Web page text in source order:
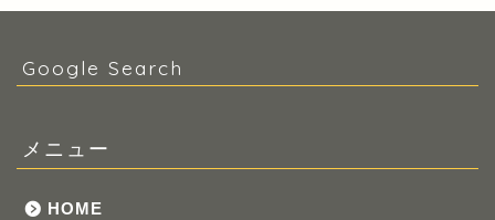
Google Search
メニュー
HOME